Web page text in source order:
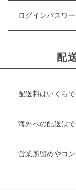
ログインパスワ
配
配送料はいくら
海外への配送は
営業所留めやコ